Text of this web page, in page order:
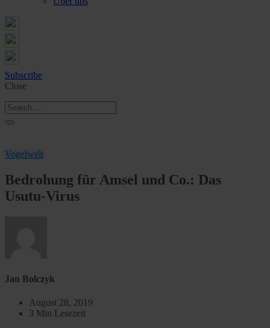
Subscribe
Close
Vogelwelt
Bedrohung für Amsel und Co.: Das
Usutu-Virus
Jan Bolczyk
August 28, 2019
3 Min Lesezeit